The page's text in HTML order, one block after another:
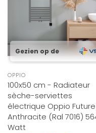
Gezien op de
OPPIO
100x50 cm - Radiateur
sèche-serviettes
électrique Oppio Future
Anthracite (Ral 7016)
Watt